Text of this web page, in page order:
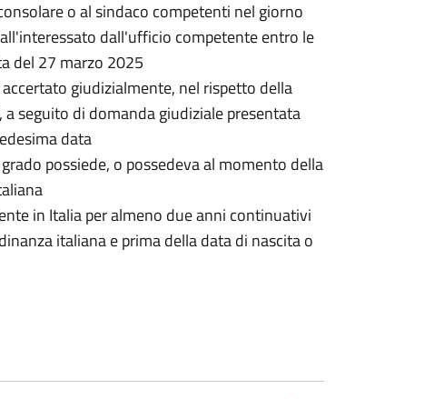
o al sindaco competenti nel giorno
dall'ufficio competente entro le
del 27 marzo 2025
giudizialmente, nel rispetto della
seguito di domanda giudiziale presentata
data
possiede, o possedeva al momento della
in Italia per almeno due anni continuativi
italiana e prima della data di nascita o